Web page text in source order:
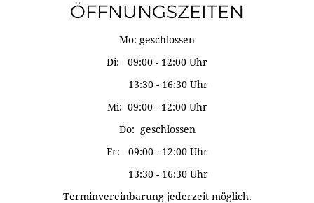
ÖFFNUNGSZEITEN
Mo: geschlossen
Di: 09:00 - 12:00 Uhr
13:30 - 16:30 Uhr
Mi: 09:00 - 12:00 Uhr
Do: geschlossen
Fr: 09:00 - 12:00 Uhr
13:30 - 16:30 Uhr
Terminvereinbarung jederzeit möglich.